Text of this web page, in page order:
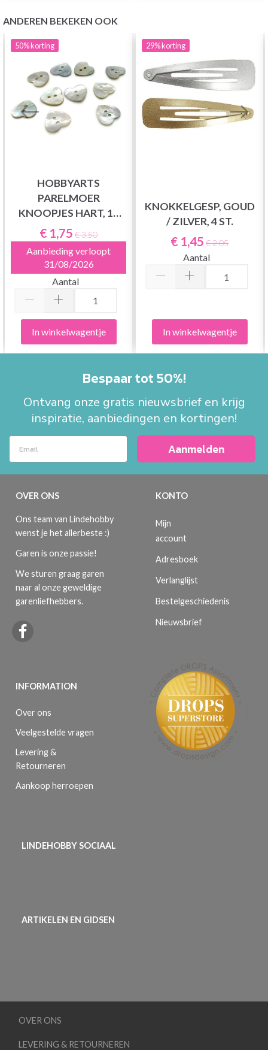
ANDEREN BEKEKEN OOK
50%korting
HOBBYARTS
PARELMOER
KNOOPJES HART, 10
STUKS
€ 1,75 € 3,50
Aanbieding verloopt
31/08/2026
Aantal
In winkelwagentje
29%korting
KNOKKELGESP, GOUD
/ ZILVER, 4 ST.
€ 1,45 € 2,05
Aantal
In winkelwagentje
Bespaar tot 50%!
Ontvang onze gratis nieuwsbrief en krijg
inspiratie, aanbiedingen en kortingen!
Aanmelden
OVER ONS
Ons team van Lindehobby
wenst je het allerbeste :)
Garen is onze passie!
We sturen graag garen
naar al onze geweldige
garenliefhebbers.
INFORMATION
Over ons
Veelgestelde vragen
Levering &
Retourneren
Aankoop herroepen
KONTO
Mijn
account
Adresboek
Verlanglijst
Bestelgeschiedenis
Nieuwsbrief
LINDEHOBBY SOCIAAL
ARTIKELEN EN GIDSEN
OVER ONS
LEVERING & RETOURNEREN